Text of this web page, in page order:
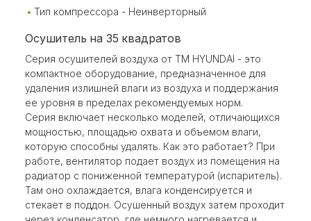
Тип компрессора - Неинверторный
Осушитель на 35 квадратов
Серия осушителей воздуха от ТМ HYUNDAI - это
компактное оборудование, предназначенное для
удаления излишней влаги из воздуха и поддержания
ее уровня в пределах рекомендуемых норм.
Серия включает несколько моделей, отличающихся
мощностью, площадью охвата и объемом влаги,
которую способны удалять. Как это работает? При
работе, вентилятор подает воздух из помещения на
радиатор с пониженной температурой (испаритель).
Там оно охлаждается, влага конденсируется и
стекает в поддон. Осушенный воздух затем проходит